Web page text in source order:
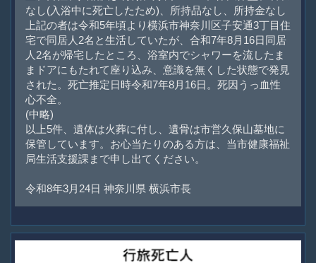
なし(入浴中に死亡したため)、所持品なし、所持金なし
上記の者は令和5年頃より横浜市神奈川区子安通3丁目住
宅で同居人2名と生活していたが、合和7年8月16日同居
人2名が帰宅したところ、浴室内でシャワーを流したま
まドアにもたれて座り込み、意識を無くした状態で発見
された。死亡推定日時令和7年8月16日。死因うっ血性
心不全。
(中略)
以上5件、遺体は火葬に付し、遺骨は市営久保山墓地に
保管しています。お心当たりのある方は、当市健康福祉
局生活支援課まで申し出てください。
令和8年3月24日 神奈川県 横浜市長